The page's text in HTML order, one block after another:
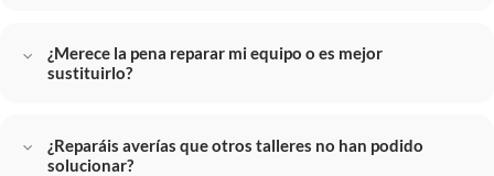
¿Merece la pena reparar mi equipo o es mejor
sustituirlo?
¿Reparáis averías que otros talleres no han podido
solucionar?